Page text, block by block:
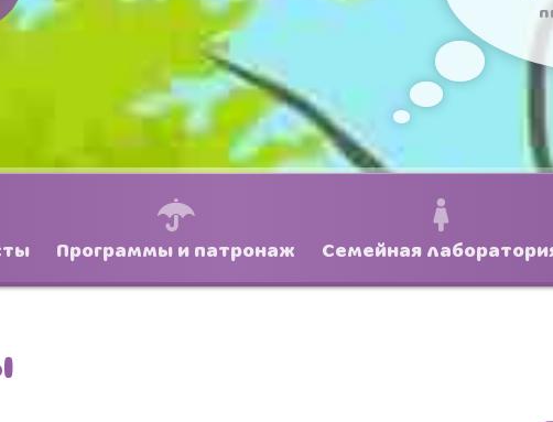
Программы и патронаж Семейная